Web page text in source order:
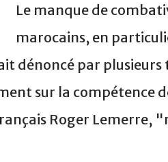
Le manque de
marocains, en
dénoncé par
sur la compétence
Roger Lemerre,